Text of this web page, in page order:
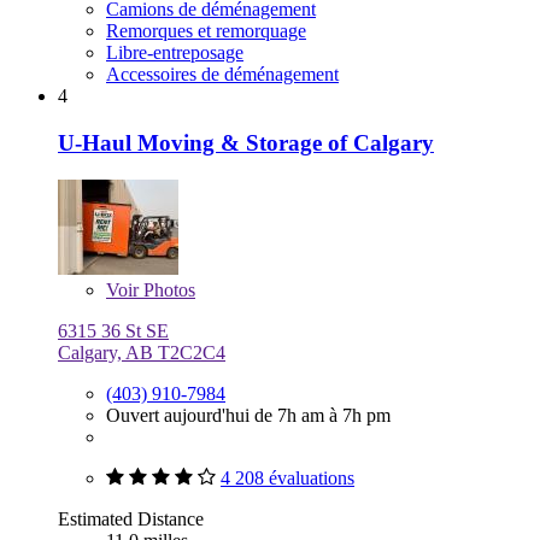
Camions de déménagement
Remorques et remorquage
Libre-entreposage
Accessoires de déménagement
4
U-Haul Moving & Storage of Calgary
VoirPhotos
6315 36 St SE
Calgary, AB T2C2C4
(403) 910-7984
Ouvert aujourd'hui de 7h am à 7h pm
4 208 évaluations
Estimated Distance